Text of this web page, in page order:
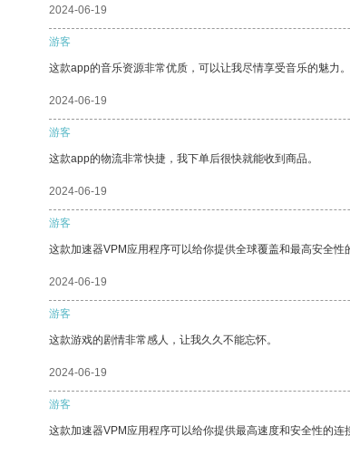
2024-06-19
游客
这款app的音乐资源非常优质，可以让我尽情享受音乐的魅力。
2024-06-19
游客
这款app的物流非常快捷，我下单后很快就能收到商品。
2024-06-19
游客
这款加速器VPM应用程序可以给你提供全球覆盖和最高安全性
2024-06-19
游客
这款游戏的剧情非常感人，让我久久不能忘怀。
2024-06-19
游客
这款加速器VPM应用程序可以给你提供最高速度和安全性的连